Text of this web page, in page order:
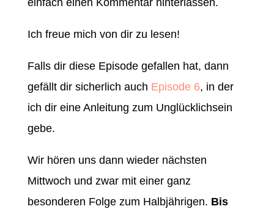
einfach einen Kommentar hinterlassen.
Ich freue mich von dir zu lesen!
Falls dir diese Episode gefallen hat, dann
gefällt dir sicherlich auch Episode 6, in der
ich dir eine Anleitung zum Unglücklichsein
gebe.
Wir hören uns dann wieder nächsten
Mittwoch und zwar mit einer ganz
besonderen Folge zum Halbjährigen. Bis